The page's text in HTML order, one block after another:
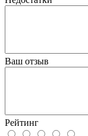
Ваш отзыв
Рейтинг